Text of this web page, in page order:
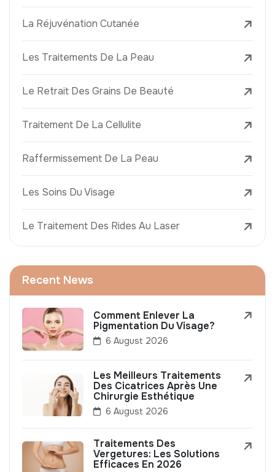
La Réjuvénation Cutanée
Les Traitements De La Peau
Le Retrait Des Grains De Beauté
Traitement De La Cellulite
Raffermissement De La Peau
Les Soins Du Visage
Le Traitement Des Rides Au Laser
Recent News
Comment Enlever La
Pigmentation Du Visage?
6 August 2026
Les Meilleurs Traitements
Des Cicatrices Après Une
Chirurgie Esthétique
6 August 2026
Traitements Des
Vergetures: Les Solutions
Efficaces En 2026